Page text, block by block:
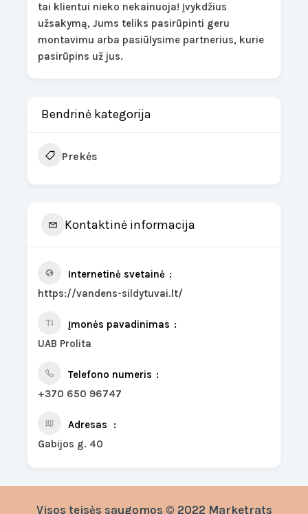
tai klientui nieko nekainuoja! Įvykdžius
užsakymą, Jums teliks pasirūpinti geru
montavimu arba pasiūlysime partnerius, kurie
pasirūpins už jus.
Bendrinė kategorija
Prekės
Kontaktinė informacija
Internetinė svetainė
https://vandens-sildytuvai.lt/
Įmonės pavadinimas
UAB Prolita
Telefono numeris
+370 650 96747
Adresas
Gabijos g. 40
Visos teisės saugomos © 2022 Marketrats